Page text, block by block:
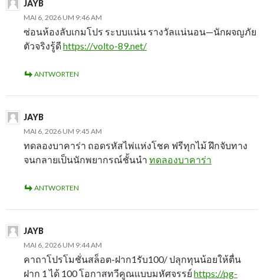
JAYB
MAI 6, 2026 UM 9:46 AM
ซ่อนห้องลับเกมโปร ระบบแน่น รางวัลแน่นอน—นักผจญภัย
ตัวจริงรู้ดีhttps://volto-89.net/
ANTWORTEN
JAYB
MAI 6, 2026 UM 9:45 AM
ทดลองบาคาร่า ถอดรหัสไพ่แห่งโชค ฟรีทุกไม้ ฝึกจับทาง
จนกลายเป็นนักพยากรณ์ชั้นนำ ทดลองบาคาร่า
ANTWORTEN
JAYB
MAI 6, 2026 UM 9:44 AM
คาถาโปรโมชั่นสล็อต-ฝาก1รับ100/ ปลุกทุนน้อยให้ตื่น
ฝาก 1 ได้ 100 โอกาสทวีคูณแบบมหัศจรรย์ https://pg-